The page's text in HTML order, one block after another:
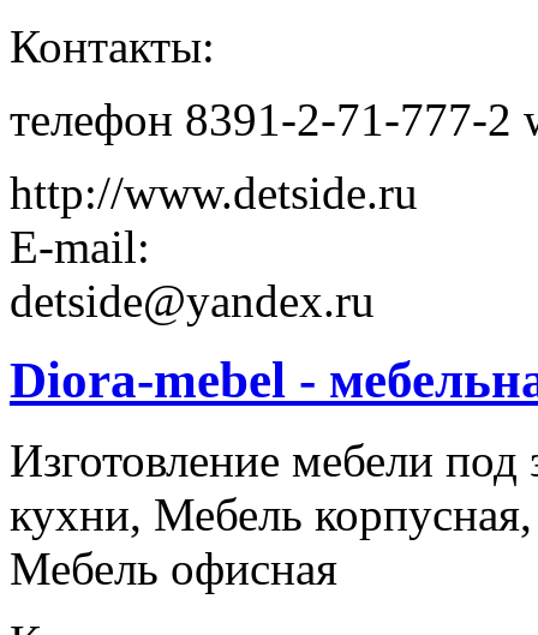
Контакты:
телефон 8391-2-71-777-2
http://www.detside.ru
E-mail:
detside@yandex.ru
Diora-mebel -
Изготовление мебели под
кухни, Мебель
Мебель офисная